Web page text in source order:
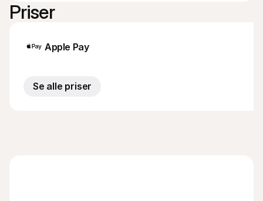
Priser
Apple Pay
Se alle priser